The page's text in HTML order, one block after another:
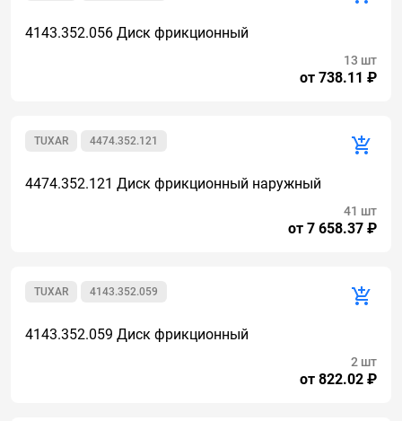
4143.352.056 Диск фрикционный
от 738.11 ₽
13 шт
4474.352.121
TUXAR
4474.352.121 Диск фрикционный наружный
от 7 658.37 ₽
41 шт
4143.352.059
TUXAR
4143.352.059 Диск фрикционный
от 822.02 ₽
2 шт